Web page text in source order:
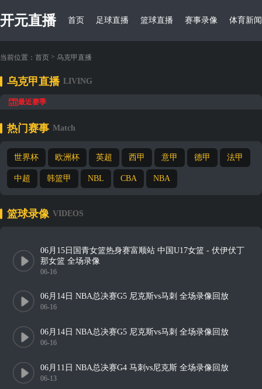
开元直播 首页 足球直播 篮球直播 赛事录像 体育新闻
当前位置： 首页 > 乌克甲直播
乌克甲直播 LIVING
最近赛季
热门赛事 Match
世界杯 欧洲杯 英超 西甲 意甲 德甲 法甲
中超 韩篮甲 NBL CBA NBA
篮球录像 VIDEOS
06月15日国青女篮热身赛富顺站 中国U17女篮 - 伏伊伏丁
那女篮 全场录像
06-16
06月14日 NBA总决赛G5 尼克斯vs马刺 全场录像回放
06-16
06月14日 NBA总决赛G5 尼克斯vs马刺 全场录像回放
06-16
06月11日 NBA总决赛G4 马刺vs尼克斯 全场录像回放
06-13